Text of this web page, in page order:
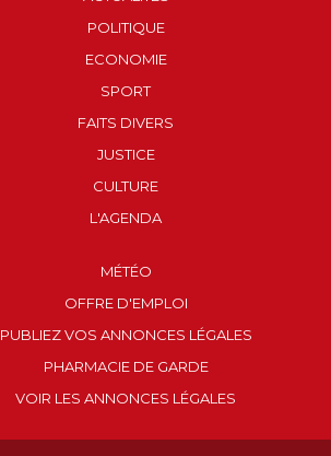
POLITIQUE
ECONOMIE
SPORT
FAITS DIVERS
JUSTICE
CULTURE
L'AGENDA
MÉTÉO
OFFRE D'EMPLOI
PUBLIEZ VOS ANNONCES LÉGALES
PHARMACIE DE GARDE
VOIR LES ANNONCES LÉGALES